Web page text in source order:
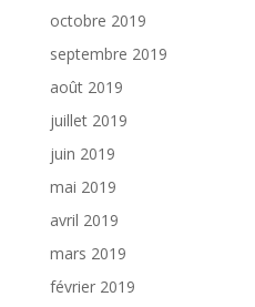
octobre 2019
septembre 2019
août 2019
juillet 2019
juin 2019
mai 2019
avril 2019
mars 2019
février 2019